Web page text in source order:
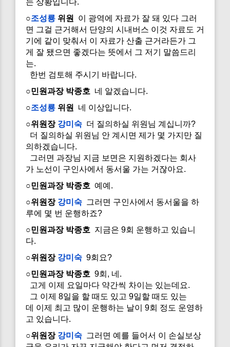
는 상황입니다.
○조성룡 위원
이 광역에 자료가 잘 돼 있다 그러
면 그걸 근거해서 단양의 시내버스 이것 자료도 거
기에 같이 맞춰서 이 자료가 산출 근거라든가 그
게 잘 됐으면 좋겠다는 뜻에서 그 저기 말씀드리
는.
한번 검토해 주시기 바랍니다.
○민원과장 박종호 네 알겠습니다.
○조성룡 위원
네 이상입니다.
○위원장 강미숙 더 질의하실 위원님 계십니까?
더 질의하실 위원님 안 계시면 제가 몇 가지만 질
의하겠습니다.
그러면 과장님 지금 보면은 지원하겠다는 회사
가 노선이 구인사에서 동서울 가는 거잖아요.
○민원과장 박종호 예예.
○위원장 강미숙 그러면 구인사에서 동서울을 하
루에 몇 번 운행하죠?
○민원과장 박종호 지금은 9회 운행하고 있습니
다.
○위원장 강미숙 9회요?
○민원과장 박종호 9회, 네.
고게 이제 요일마다 약간씩 차이는 있는데요.
그 이제 8일을 할 때도 있고 9일할 때도 있는
데 이제 최고 많이 운행하는 날이 9회 정도 운영하
고 있습니다.
○위원장 강미숙 그러면 예를 들어서 이 손실보상